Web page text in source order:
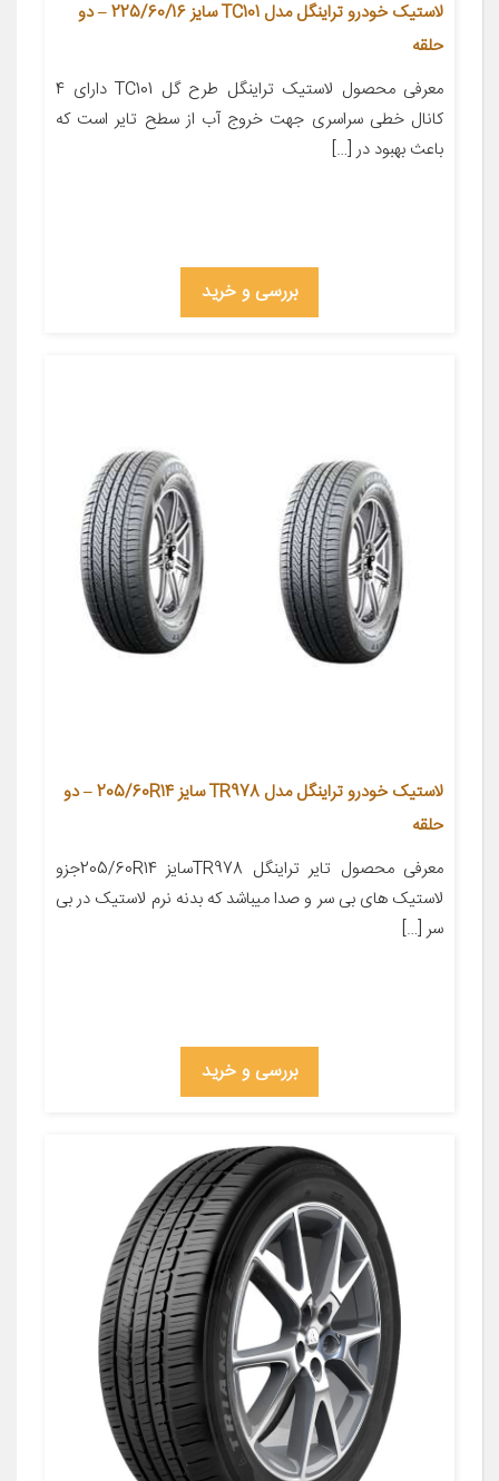
لاستیک خودرو تراینگل مدل TC101 سایز 225/60/16 – دو
حلقه
معرفی محصول لاستیک تراینگل طرح گل TC101 دارای 4
کانال خطی سراسری جهت خروج آب از سطح تایر است که
باعث بهبود در […]
بررسی و خرید
لاستیک خودرو تراینگل مدل TR978 سایز 205/60R14 – دو
حلقه
معرفی محصول تایر تراینگل TR978سایز 205/60R14جزو
لاستیک های بی سر و صدا میباشد که بدنه نرم لاستیک در بی
سر […]
بررسی و خرید